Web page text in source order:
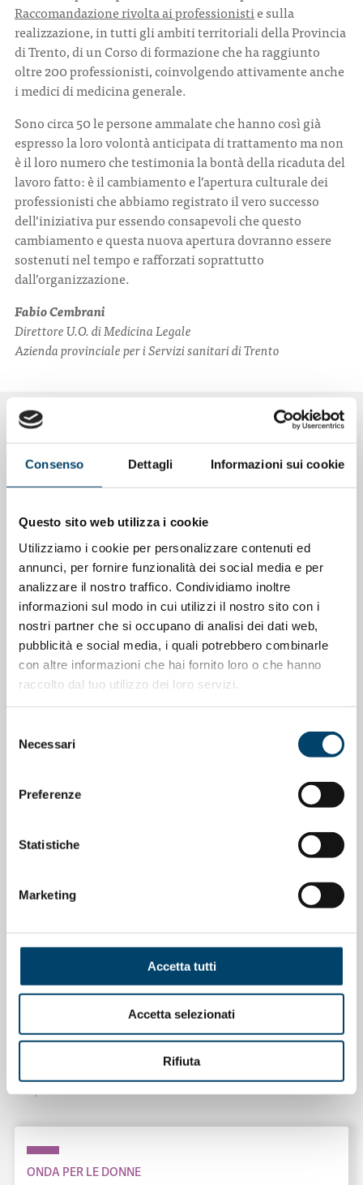
Consenso Dettagli Informazioni sui cookie
Questo sito web utilizza i cookie
Utilizziamo i cookie per personalizzare contenuti ed
annunci, per fornire funzionalità dei social media e per
analizzare il nostro traffico. Condividiamo inoltre
informazioni sul modo in cui utilizzi il nostro sito con i
nostri partner che si occupano di analisi dei dati web,
pubblicità e social media, i quali potrebbero combinarle
con altre informazioni che hai fornito loro o che hanno
raccolto dal tuo utilizzo dei loro servizi.
delNecessari
Preferenze
Statistiche
Marketing
Accetta tutti
Accetta selezionati
Rifiuta
Raccomandazione rivolta ai professionistie sulla
realizzazione, in tutti gli ambiti territoriali della Provincia
di Trento, di un Corso di formazione che ha raggiunto
oltre 200 professionisti, coinvolgendo attivamente anche
i medici di medicina generale.
Sono circa 50 le persone ammalate che hanno così già
espresso la loro volontà anticipata di trattamento ma non
è il loro numero che testimonia la bontà della ricaduta del
lavoro fatto: è il cambiamento e l’apertura culturale dei
professionisti che abbiamo registrato il vero successo
dell’iniziativa pur essendo consapevoli che questo
cambiamento e questa nuova apertura dovranno essere
sostenuti nel tempo e rafforzati soprattutto
dall’organizzazione.
Fabio Cembrani
Direttore U.O. di Medicina Legale
Azienda provinciale per i Servizi sanitari di Trento
NOTIZIE CORRELATE
Depressione Post Partum: intervista al
Prof. Claudio Mencacci
ONDA PER IL SISTEMA SANITARIO ONDA PER LE DONNE
Salu’. Dal dialogo alla cura
ONDA PER LE DONNE